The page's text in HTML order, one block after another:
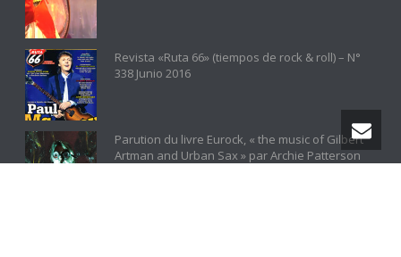
Revista «Ruta 66» (tiempos de rock & roll) – N°
338 Junio 2016
Parution du livre Eurock, « the music of Gilbert
Artman and Urban Sax » par Archie Patterson